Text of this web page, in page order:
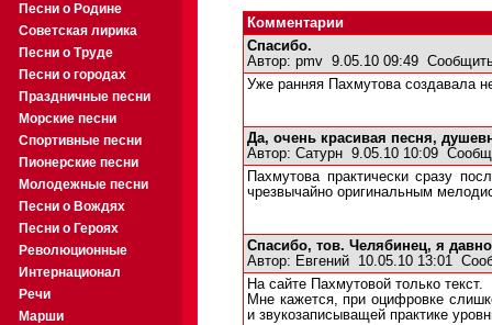
Песни о Родине
Советская лирика
Песни о Труде
Песни о городах
Праздничные песни
Морские песни
Спортивные песни
Пионерские песни
Молодежные песни
Песни о Вождях
Песни о Героях
Революционные
Интернационал
Речи
Марши
Комментарии
Спасибо.
Автор: pmv 9.05.10 09:49
Уже ранняя Пахмутова создавала
Да, очень красивая песня,
Автор: Сатурн 9.05.10 10:09
Пахмутова практически сразу
чрезвычайно оригинальным
Спасибо, тов. Челябинец, я
Автор: Евгений 10.05.10 13:01
На сайте Пахмутовой только текст.
Мне кажется, при оцифровке
и звукозаписыващей практике